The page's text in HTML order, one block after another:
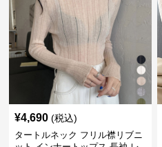
¥4,690 (税込)
タートルネック フリル襟リブニ